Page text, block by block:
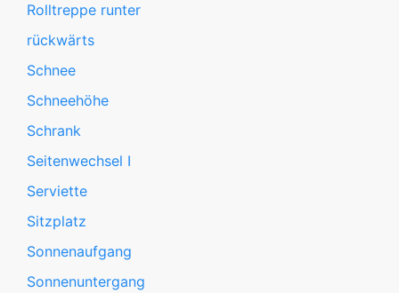
Rolltreppe runter
rückwärts
Schnee
Schneehöhe
Schrank
Seitenwechsel I
Serviette
Sitzplatz
Sonnenaufgang
Sonnenuntergang